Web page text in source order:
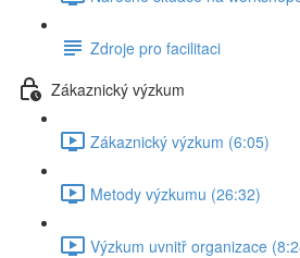
Zdroje pro facilitaci
Zákaznický výzkum
Zákaznický výzkum (6:05)
Metody výzkumu (26:32)
Výzkum uvnitř organizace